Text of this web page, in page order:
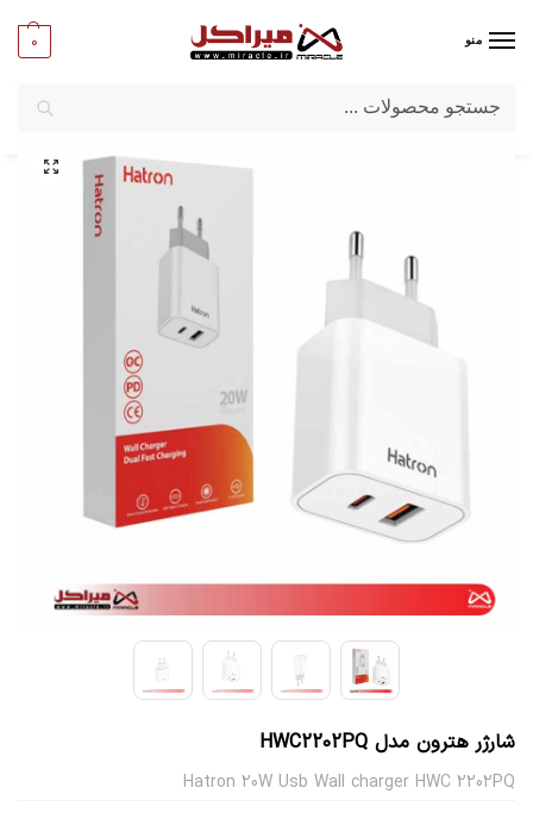
منو 0
میراکل/تبلت و موبایل/لوازم جانبی موبایل وتبلت
شارژر هترون مدل HWC2202PQ
Hatron 20W Usb Wall charger HWC 2202PQ